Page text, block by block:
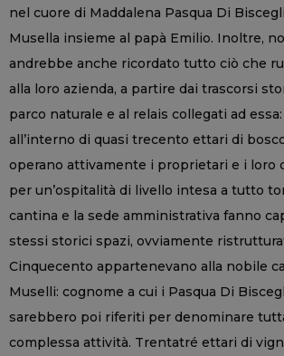
nel cuore di Maddalena Pasqua Di
Musella insieme al papà Emilio. Inoltre,
andrebbe anche ricordato tutto ciò che
alla loro azienda, a partire dai trascorsi
parco naturale e al relais collegati ad
all’interno di quasi trecento ettari di
operano attivamente i proprietari e i loro
per un’ospitalità di livello intesa a tutto
cantina e la sede amministrativa fanno
stessi storici spazi, ovviamente
Cinquecento appartenevano alla nobile
Muselli: cognome a cui i Pasqua Di
sarebbero poi riferiti per denominare
complessa attività. Trentatré ettari di